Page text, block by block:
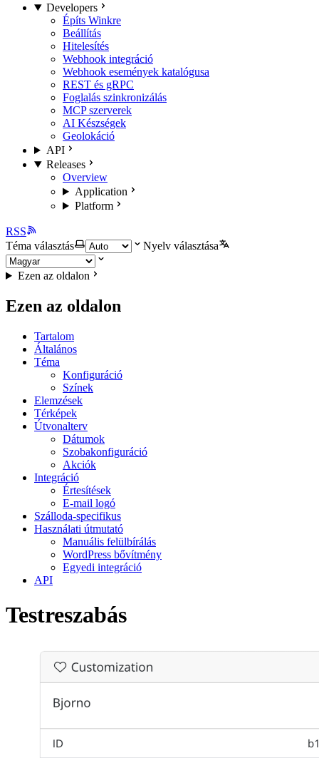
Developers
Építs Winkre
Beállítás
Hitelesítés
Webhook integráció
Webhook események katalógusa
REST és gRPC
Foglalás szinkronizálás
MCP szerverek
AI Készségek
Geolokáció
API
Releases
Overview
Application
Platform
RSS
Téma választás
Nyelv választása
Ezen az oldalon
Ezen az oldalon
Tartalom
Általános
Téma
Konfiguráció
Színek
Elemzések
Térképek
Útvonalterv
Dátumok
Szobakonfiguráció
Akciók
Integráció
Értesítések
E-mail logó
Szálloda-specifikus
Használati útmutató
Manuális felülbírálás
WordPress bővítmény
Egyedi integráció
API
Testreszabás